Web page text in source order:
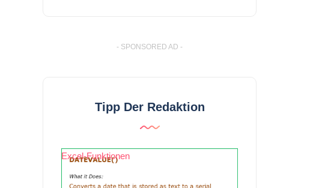
- SPONSORED AD -
Tipp Der Redaktion
Excel-Funktionen